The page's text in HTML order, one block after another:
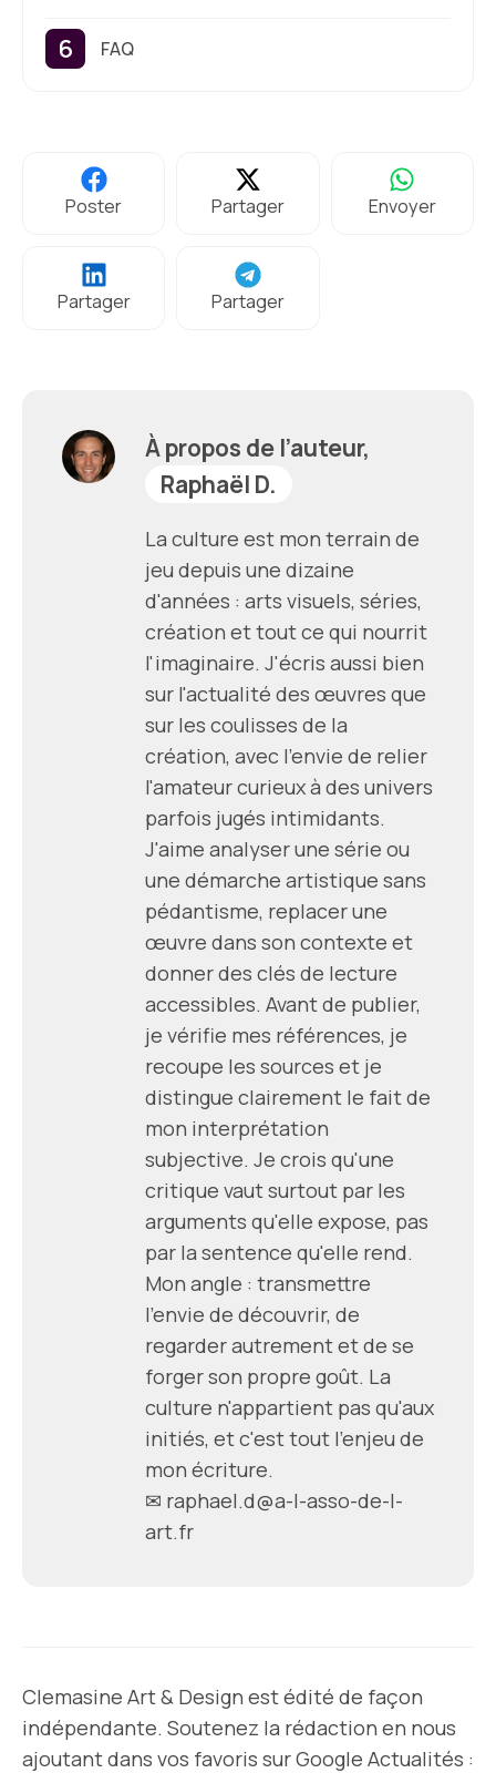
FAQ
Poster Partager Envoyer
Partager Partager
À propos de l’auteur,
Raphaël D.
La culture est mon terrain de
jeu depuis une dizaine
d'années : arts visuels, séries,
création et tout ce qui nourrit
l'imaginaire. J'écris aussi bien
sur l'actualité des œuvres que
sur les coulisses de la
création, avec l'envie de relier
l'amateur curieux à des univers
parfois jugés intimidants.
J'aime analyser une série ou
une démarche artistique sans
pédantisme, replacer une
œuvre dans son contexte et
donner des clés de lecture
accessibles. Avant de publier,
je vérifie mes références, je
recoupe les sources et je
distingue clairement le fait de
mon interprétation
subjective. Je crois qu'une
critique vaut surtout par les
arguments qu'elle expose, pas
par la sentence qu'elle rend.
Mon angle : transmettre
l'envie de découvrir, de
regarder autrement et de se
forger son propre goût. La
culture n'appartient pas qu'aux
initiés, et c'est tout l'enjeu de
mon écriture.
✉ raphael.d@a-l-asso-de-l-
art.fr
Clemasine Art & Design est édité de façon
indépendante. Soutenez la rédaction en nous
ajoutant dans vos favoris sur Google Actualités :